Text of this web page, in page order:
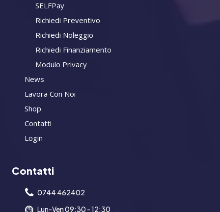
SELFPay
Richiedi Preventivo
Richiedi Noleggio
Richiedi Finanziamento
Modulo Privacy
News
Lavora Con Noi
Shop
Contatti
Login
Contatti
0744 462402
Lun-Ven 09:30 - 12:30